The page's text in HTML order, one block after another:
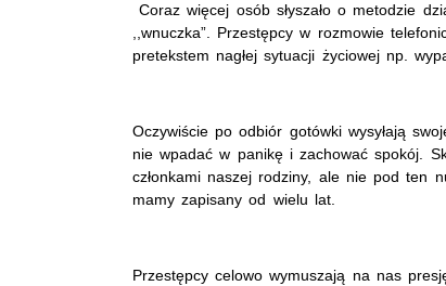
Coraz więcej osób słyszało o metodzie
,,wnuczka”. Przestępcy w rozmowie
pretekstem nagłej sytuacji życiowej np.
Oczywiście po odbiór gotówki wysyłają
nie wpadać w panikę i zachować spokój.
członkami naszej rodziny, ale nie pod ten
mamy zapisany od wielu lat.
Przestępcy celowo wymuszają na nas